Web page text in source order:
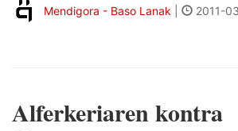
Mendigora - Baso Lanak 2011-
Alferkeriaren kontra